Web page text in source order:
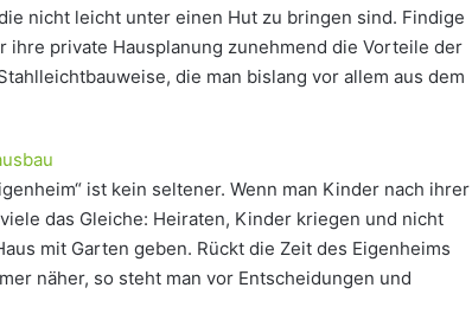
nicht leicht unter einen Hut zu bringen sind. Findige
ihre private Hausplanung zunehmend die Vorteile der
die man bislang vor allem aus dem
ist kein seltener. Wenn man Kinder nach ihrer
das Gleiche: Heiraten, Kinder kriegen und nicht
mit Garten geben. Rückt die Zeit des Eigenheims
näher, so steht man vor Entscheidungen und